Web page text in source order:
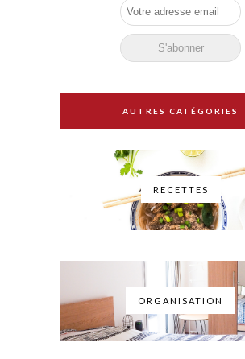
AUTRES CATÉGORIES
RECETTES
ORGANISATION